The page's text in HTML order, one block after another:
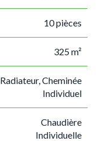
10 pièces
325 m²
Radiateur, Cheminée
Individuel
Chaudière
Individuelle